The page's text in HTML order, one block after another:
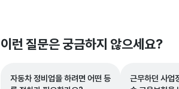
이런 질문은 궁금하지 않으세요?
자동차 정비업을 하려면 어떤 등
근무하던 사업